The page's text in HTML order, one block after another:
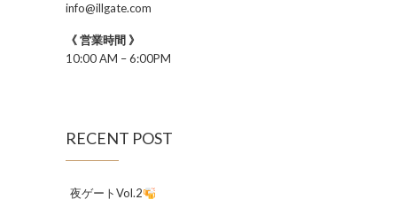
info@illgate.com
《 営業時間 》
10:00 AM – 6:00PM
RECENT POST
夜ゲートVol.2